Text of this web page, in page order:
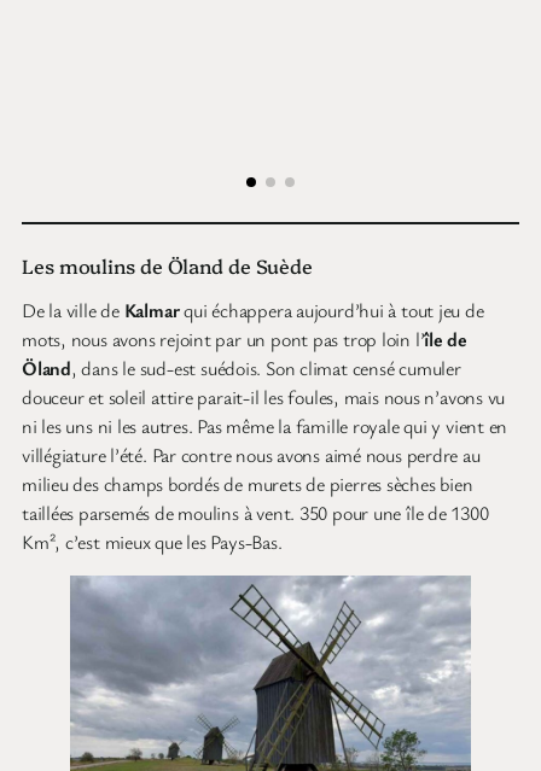
Les moulins de Öland de Suède
De la ville de Kalmarqui échappera aujourd’hui à tout jeu de
mots, nous avons rejoint par un pont pas trop loin l’île de
Öland, dans le sud-est suédois. Son climat censé cumuler
douceur et soleil attire parait-il les foules, mais nous n’avons vu
ni les uns ni les autres. Pas même la famille royale qui y vient en
villégiature l’été. Par contre nous avons aimé nous perdre au
milieu des champs bordés de murets de pierres sèches bien
taillées parsemés de moulins à vent. 350 pour une île de 1300
Km², c’est mieux que les Pays-Bas.